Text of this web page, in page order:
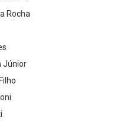
Rocha
Júnior